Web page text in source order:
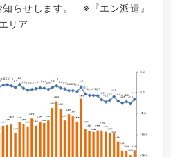
らせします。 ※『エン派遣』
リア